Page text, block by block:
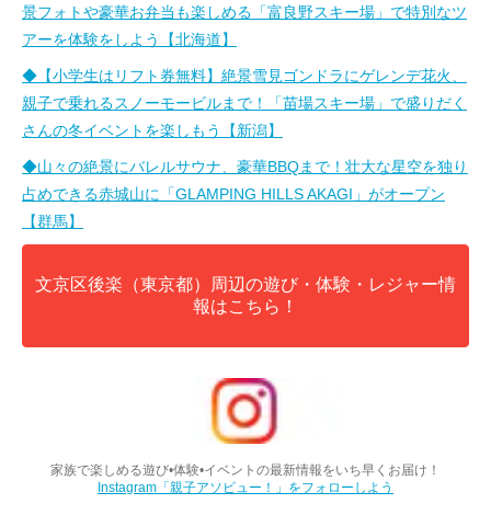
景フォトや豪華お弁当も楽しめる「富良野スキー場」で特別なツ
アーを体験をしよう【北海道】
◆【小学生はリフト券無料】絶景雪見ゴンドラにゲレンデ花火、
親子で乗れるスノーモービルまで！「苗場スキー場」で盛りだく
さんの冬イベントを楽しもう【新潟】
◆山々の絶景にバレルサウナ、豪華BBQまで！壮大な星空を独り
占めできる赤城山に「GLAMPING HILLS AKAGI」がオープン
【群馬】
文京区後楽（東京都）周辺の遊び・体験・レジャー情
報はこちら！
家族で楽しめる遊び•体験•イベントの最新情報をいち早くお届け！
Instagram「親子アソビュー！」をフォローしよう